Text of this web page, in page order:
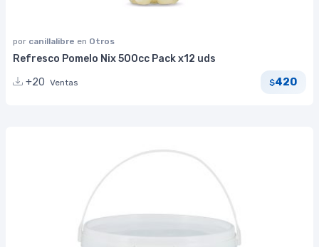
por canillalibre en Otros
Refresco Pomelo Nix 500cc Pack x12 uds
+20 Ventas $420